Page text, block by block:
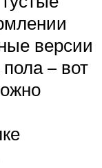
версии
– вот